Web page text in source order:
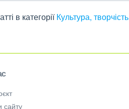
в категорії Культура, творчість
сайту